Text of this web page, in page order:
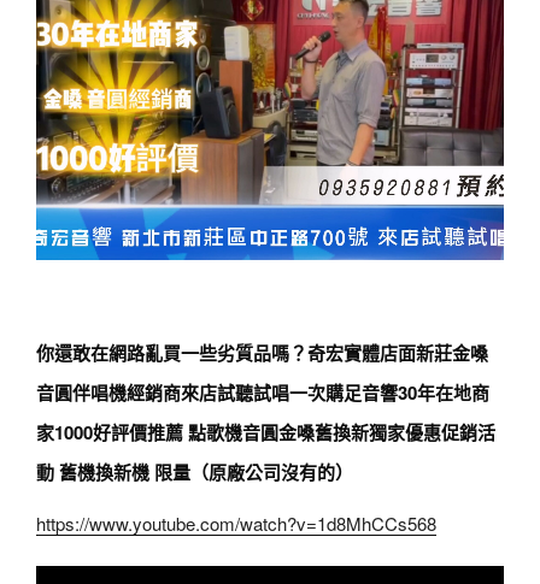
你還敢在網路亂買一些劣質品嗎？奇宏實體店面新莊金嗓
音圓伴唱機經銷商來店試聽試唱一次購足音響30年在地商
家1000好評價推薦 點歌機音圓金嗓舊換新獨家優惠促銷活
動 舊機換新機 限量（原廠公司沒有的）
https://www.youtube.com/watch?v=1d8MhCCs568